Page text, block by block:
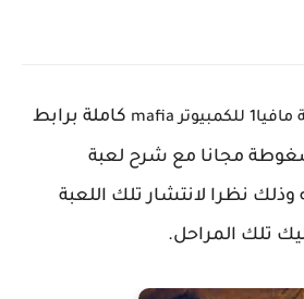
للكمبيوترmafia كاملة برابط
مجانا مع شرح لعبة
وذلك نظرا لانتشار تلك اللعبة
تلك المراحل.